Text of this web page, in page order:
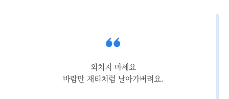
외치지 마세요
바람만 재티처럼 날아가버려요.